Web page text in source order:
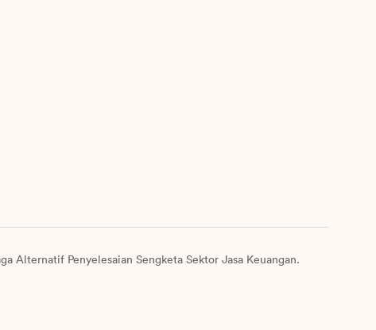
Alternatif Penyelesaian Sengketa Sektor Jasa Keuangan.